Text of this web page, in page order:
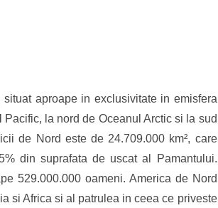
aproape in exclusivitate in emisfera
la nord de Oceanul Arctic si la sud
de Nord este de 24.709.000 km², care
din suprafata de uscat al Pamantului.
529.000.000 oameni. America de Nord
si Africa si al patrulea in ceea ce priveste